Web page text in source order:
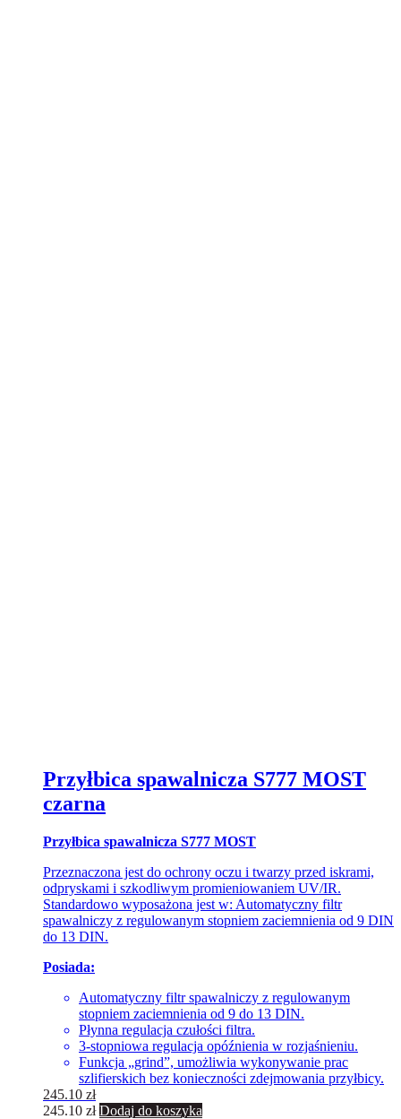
Przyłbica spawalnicza S777 MOST
czarna
Przyłbica spawalnicza S777 MOST
Przeznaczona jest do ochrony oczu i twarzy przed iskrami,
odpryskami i szkodliwym promieniowaniem UV/IR.
Standardowo wyposażona jest w: Automatyczny filtr
spawalniczy z regulowanym stopniem zaciemnienia od 9 DIN
do 13 DIN.
Posiada:
Automatyczny filtr spawalniczy z regulowanym
stopniem zaciemnienia od 9 do 13 DIN.
Płynna regulacja czułości filtra.
3-stopniowa regulacja opóźnienia w rozjaśnieniu.
Funkcja „grind”, umożliwia wykonywanie prac
szlifierskich bez konieczności zdejmowania przyłbicy.
245.10 zł
245.10 zł Dodaj do koszyka